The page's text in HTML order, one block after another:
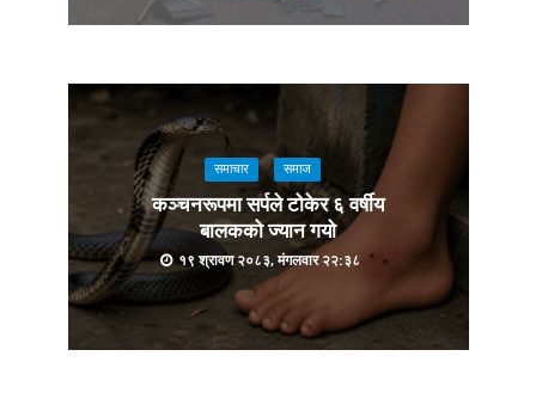
समाचार समाज
कञ्चनरूपमा सर्पले टोकेर ६ वर्षीय
बालकको ज्यान गयो
१९ श्रावण २०८३, मंगलवार २२:३८